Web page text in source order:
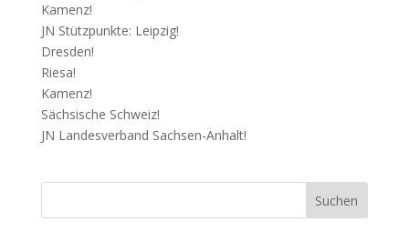
Kamenz!
JN Stützpunkte: Leipzig!
Dresden!
Riesa!
Kamenz!
Sächsische Schweiz!
JN Landesverband Sachsen-Anhalt!